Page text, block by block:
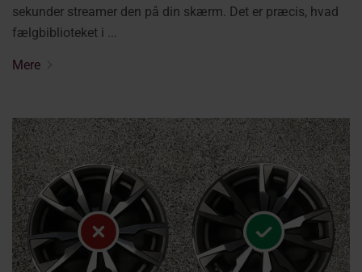
sekunder streamer den på din skærm. Det er præcis, hvad
fælgbiblioteket i ...
Mere